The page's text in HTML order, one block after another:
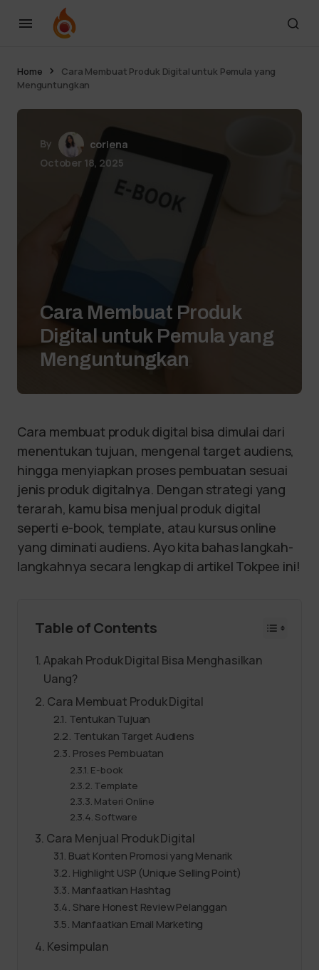
Home
Cara Membuat Produk Digital untuk Pemula yang
Menguntungkan
By
coriena
October 18, 2025
Cara Membuat Produk
Digital untuk Pemula yang
Menguntungkan
Cara membuat produk digital bisa dimulai dari
menentukan tujuan, mengenal target audiens,
hingga menyiapkan proses pembuatan sesuai
jenis produk digitalnya. Dengan strategi yang
terarah, kamu bisa menjual produk digital
seperti e-book, template, atau kursus online
yang diminati audiens. Ayo kita bahas langkah-
langkahnya secara lengkap di artikel Tokpee ini!
Table of Contents
Apakah Produk Digital Bisa Menghasilkan
Uang?
Cara Membuat Produk Digital
Tentukan Tujuan
Tentukan Target Audiens
Proses Pembuatan
E-book
Template
Materi Online
Software
Cara Menjual Produk Digital
Buat Konten Promosi yang Menarik
Highlight USP (Unique Selling Point)
Manfaatkan Hashtag
Share Honest Review Pelanggan
Manfaatkan Email Marketing
Kesimpulan